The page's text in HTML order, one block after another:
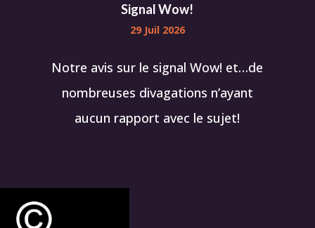
Signal Wow!
29 Juil 2026
Notre avis sur le signal Wow! et…de
nombreuses divagations n’ayant
aucun rapport avec le sujet!